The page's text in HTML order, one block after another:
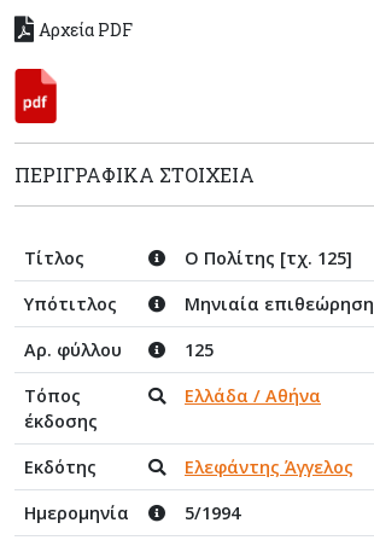
Αρχεία PDF
ΠΕΡΙΓΡΑΦΙΚΆ ΣΤΟΙΧΕΊΑ
Τίτλος
Ο Πολίτης [τχ. 125]
Υπότιτλος
Μηνιαία επιθεώρηση
Αρ. φύλλου
125
Τόπος
έκδοσης
Ελλάδα / Αθήνα
Εκδότης
Ελεφάντης Άγγελος
Ημερομηνία
5/1994